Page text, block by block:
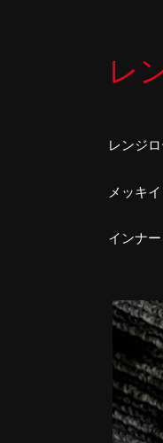
レ
レンジ
メッキ
インナ